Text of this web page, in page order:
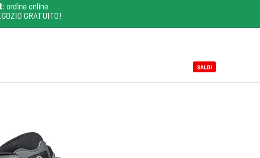
: ordine online
GRATUITO!
SALDI